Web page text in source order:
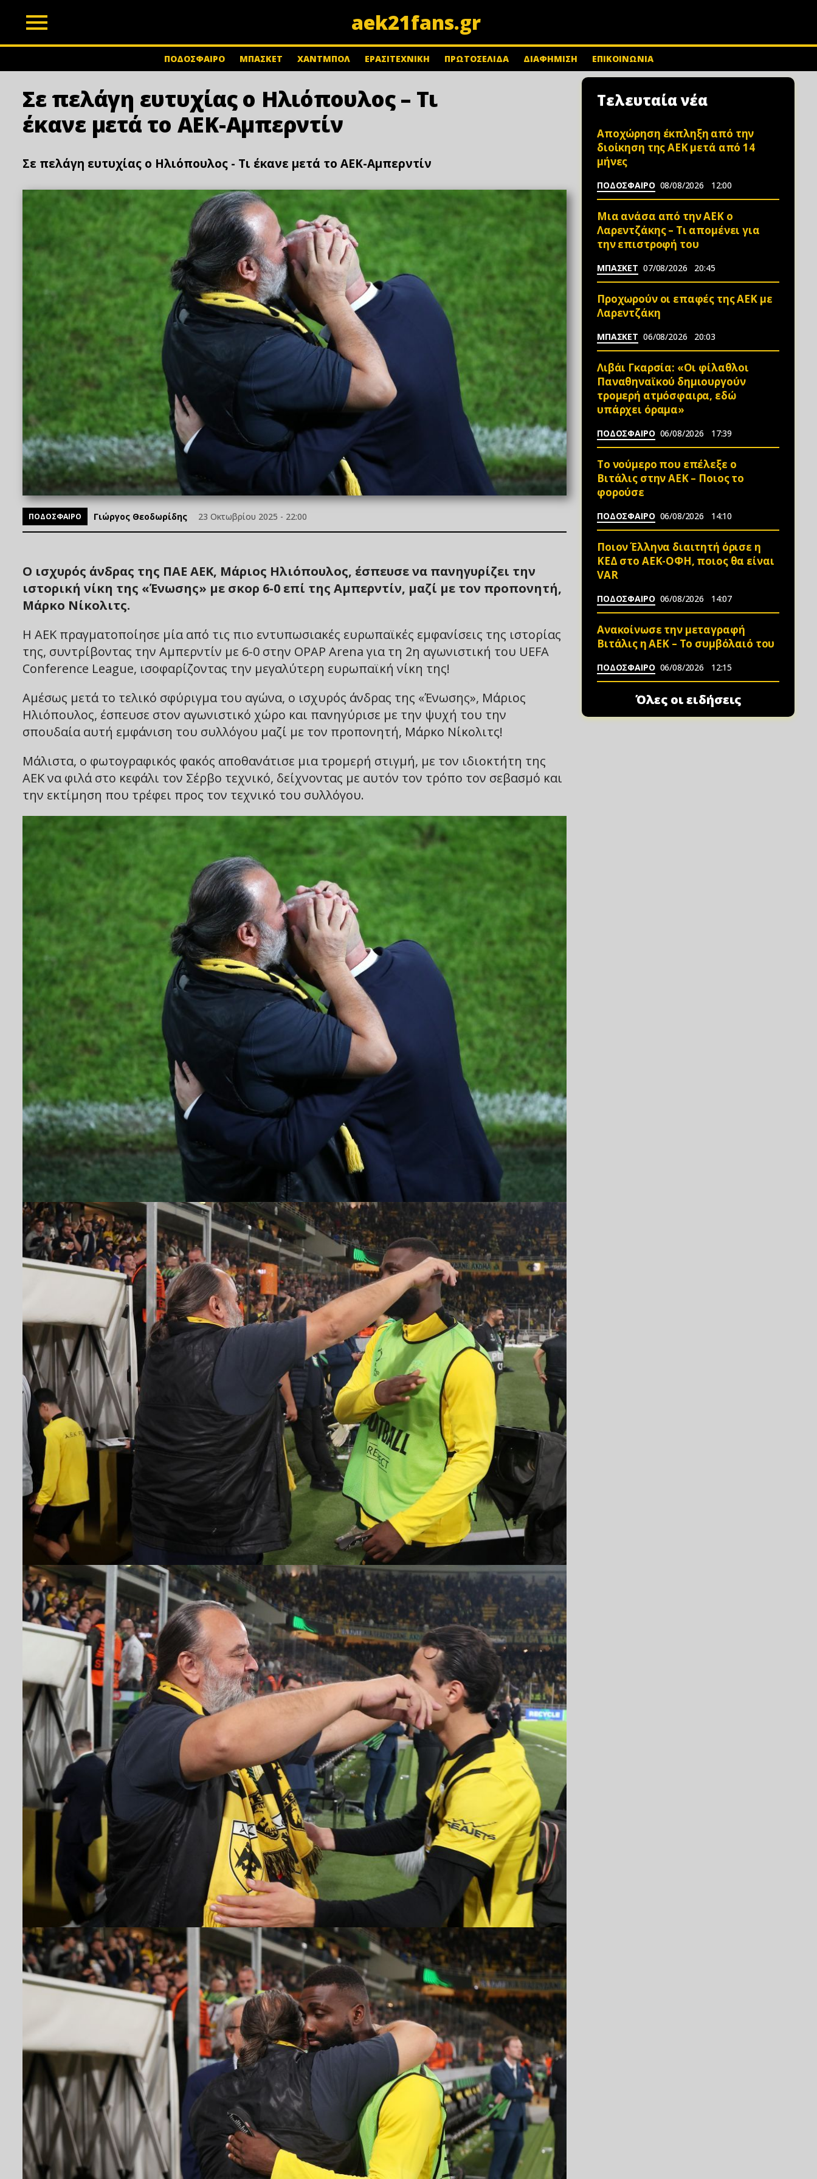
aek21fans.gr
ΠΟΔΟΣΦΑΙΡΟ ΜΠΑΣΚΕΤ ΧΑΝΤΜΠΟΛ ΕΡΑΣΙΤΕΧΝΙΚΗ ΠΡΩΤΟΣΕΛΙΔΑ ΔΙΑΦΗΜΙΣΗ ΕΠΙΚΟΙΝΩΝΙΑ
Σε πελάγη ευτυχίας ο Ηλιόπουλος – Τι
έκανε μετά το ΑΕΚ-Αμπερντίν
Σε πελάγη ευτυχίας ο Ηλιόπουλος - Τι έκανε μετά το ΑΕΚ-Αμπερντίν
ΠΟΔΟΣΦΑΙΡΟ Γιώργος Θεοδωρίδης 23 Οκτωβρίου 2025 - 22:00
Ο ισχυρός άνδρας της ΠΑΕ ΑΕΚ, Μάριος Ηλιόπουλος, έσπευσε να πανηγυρίζει την
ιστορική νίκη της «Ένωσης» με σκορ 6-0 επί της Αμπερντίν, μαζί με τον προπονητή,
Μάρκο Νίκολιτς.
Η ΑΕΚ πραγματοποίησε μία από τις πιο εντυπωσιακές ευρωπαϊκές εμφανίσεις της ιστορίας
της, συντρίβοντας την Αμπερντίν με 6-0 στην OPAP Arena για τη 2η αγωνιστική του UEFA
Conference League, ισοφαρίζοντας την μεγαλύτερη ευρωπαϊκή νίκη της!
Αμέσως μετά το τελικό σφύριγμα του αγώνα, ο ισχυρός άνδρας της «Ένωσης», Μάριος
Ηλιόπουλος, έσπευσε στον αγωνιστικό χώρο και πανηγύρισε με την ψυχή του την
σπουδαία αυτή εμφάνιση του συλλόγου μαζί με τον προπονητή, Μάρκο Νίκολιτς!
Μάλιστα, ο φωτογραφικός φακός αποθανάτισε μια τρομερή στιγμή, με τον ιδιοκτήτη της
ΑΕΚ να φιλά στο κεφάλι τον Σέρβο τεχνικό, δείχνοντας με αυτόν τον τρόπο τον σεβασμό και
την εκτίμηση που τρέφει προς τον τεχνικό του συλλόγου.
Τελευταία νέα
Αποχώρηση έκπληξη από την
διοίκηση της ΑΕΚ μετά από 14
μήνες
ΠΟΔΟΣΦΑΙΡΟ 08/08/2026 12:00
Μια ανάσα από την ΑΕΚ ο
Λαρεντζάκης – Τι απομένει για
την επιστροφή του
ΜΠΑΣΚΕΤ 07/08/2026 20:45
Προχωρούν οι επαφές της ΑΕΚ με
Λαρεντζάκη
ΜΠΑΣΚΕΤ 06/08/2026 20:03
Λιβάι Γκαρσία: «Οι φίλαθλοι
Παναθηναϊκού δημιουργούν
τρομερή ατμόσφαιρα, εδώ
υπάρχει όραμα»
ΠΟΔΟΣΦΑΙΡΟ 06/08/2026 17:39
Το νούμερο που επέλεξε ο
Βιτάλις στην ΑΕΚ – Ποιος το
φορούσε
ΠΟΔΟΣΦΑΙΡΟ 06/08/2026 14:10
Ποιον Έλληνα διαιτητή όρισε η
ΚΕΔ στο ΑΕΚ-ΟΦΗ, ποιος θα είναι
VAR
ΠΟΔΟΣΦΑΙΡΟ 06/08/2026 14:07
Ανακοίνωσε την μεταγραφή
Βιτάλις η ΑΕΚ – Το συμβόλαιό του
ΠΟΔΟΣΦΑΙΡΟ 06/08/2026 12:15
Όλες οι ειδήσεις